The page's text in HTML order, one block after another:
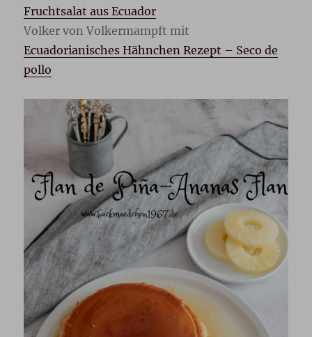
Fruchtsalat aus Ecuador
Volker von Volkermampft mit
Ecuadorianisches Hähnchen Rezept – Seco de
pollo